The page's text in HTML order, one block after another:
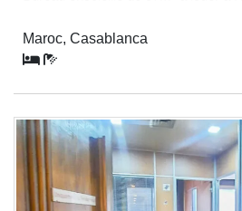
Maroc, Casablanca